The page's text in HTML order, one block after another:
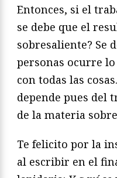
Entonces, si el
se debe que el
sobresaliente? Se
personas ocurre
con todas las
depende pues del
de la materia
Te felicito por la
al escribir en el